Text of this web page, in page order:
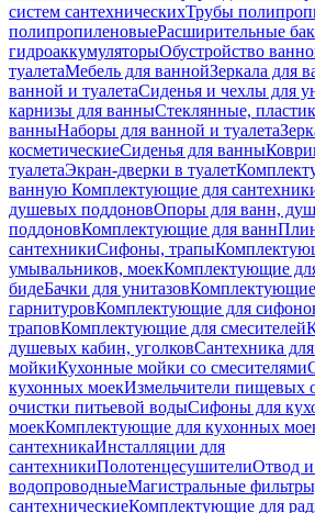
систем сантехническихТрубы
полипропиленовыеРасширительные
гидроаккумуляторыОбустройство
туалетаМебель для ваннойЗеркала для
ванной и туалетаСиденья и чехлы для
карнизы для ванныСтеклянные,
ванныНаборы для ванной и туалета
косметическиеСиденья для ванны
туалетаЭкран-дверки в туалет
ванную Комплектующие для
душевых поддоновОпоры для ванн,
поддоновКомплектующие для ванн
сантехникиСифоны, трапы
умывальников, моекКомплектующие
бидеБачки для унитазов
гарнитуровКомплектующие для
траповКомплектующие для смесителей
душевых кабин, уголковСантехника
мойкиКухонные мойки со смесителями
кухонных моекИзмельчители пищевых
очистки питьевой водыСифоны для
моекКомплектующие для кухонных
сантехникаИнсталляции для
сантехникиПолотенцесушителиОтвод
водопроводныеМагистральные
сантехническиеКомплектующие для